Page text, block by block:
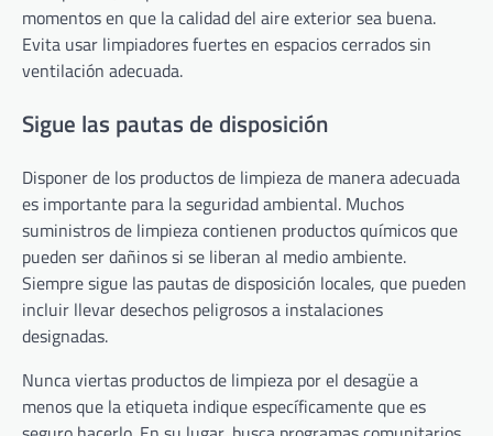
momentos en que la calidad del aire exterior sea buena.
Evita usar limpiadores fuertes en espacios cerrados sin
ventilación adecuada.
Sigue las pautas de disposición
Disponer de los productos de limpieza de manera adecuada
es importante para la seguridad ambiental. Muchos
suministros de limpieza contienen productos químicos que
pueden ser dañinos si se liberan al medio ambiente.
Siempre sigue las pautas de disposición locales, que pueden
incluir llevar desechos peligrosos a instalaciones
designadas.
Nunca viertas productos de limpieza por el desagüe a
menos que la etiqueta indique específicamente que es